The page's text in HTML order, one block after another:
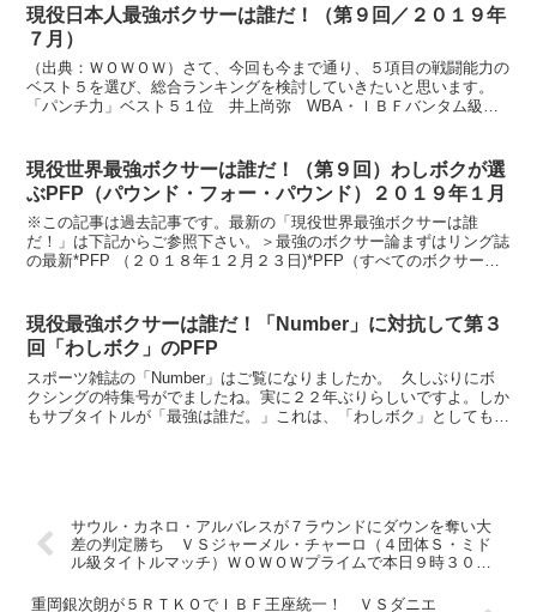
現役日本人最強ボクサーは誰だ！（第９回／２０１９年
７月）
（出典：ＷＯＷＯＷ）さて、今回も今まで通り、５項目の戦闘能力の
ベスト５を選び、総合ランキングを検討していきたいと思います。
「パンチ力」ベスト５１位 井上尚弥 WBA・ＩＢＦバンタム級チ
現役世界最強ボクサーは誰だ！（第９回）わしボクが選
ぶPFP（パウンド・フォー・パウンド）２０１９年１月
※この記事は過去記事です。最新の「現役世界最強ボクサーは誰
だ！」は下記からご参照下さい。＞最強のボクサー論まずはリング誌
の最新*PFP （２０１８年１２月２３日)*PFP（すべてのボクサーの
現役最強ボクサーは誰だ！「Number」に対抗して第３
回「わしボク」のPFP
スポーツ雑誌の「Number」はご覧になりましたか。 久しぶりにボ
クシングの特集号がでましたね。実に２２年ぶりらしいですよ。しか
もサブタイトルが「最強は誰だ。」これは、「わしボク」としても黙
サウル・カネロ・アルバレスが７ラウンドにダウンを奪い大
差の判定勝ち ＶＳジャーメル・チャーロ（４団体Ｓ・ミド
ル級タイトルマッチ）ＷＯＷＯＷプライムで本日９時３０分
重岡銀次朗が５ＲＴＫＯでＩＢＦ王座統一！ ＶＳダニエ